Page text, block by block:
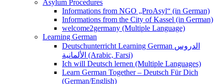
Asylum Procedures
Informations from NGO „ProAsyl“ (in German)
Informations from the City of Kassel (in German)
welcome2germany (Multiple Language)
Learning German
Deutschunterricht Learning German الدروس
الألمانية (Arabic, Farsi)
Ich will Deutsch lernen (Multiple Languages)
Learn German Together – Deutsch Für Dich
(German/English)